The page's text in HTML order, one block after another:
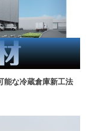
能な冷蔵倉庫新工法